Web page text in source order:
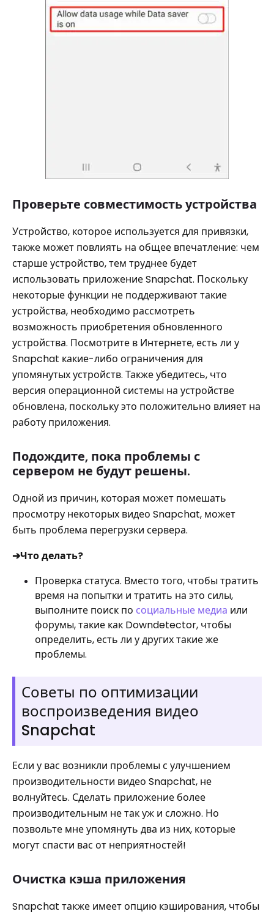
Проверьте совместимость устройства
Устройство, которое используется для привязки,
также может повлиять на общее впечатление: чем
старше устройство, тем труднее будет
использовать приложение Snapchat. Поскольку
некоторые функции не поддерживают такие
устройства, необходимо рассмотреть
возможность приобретения обновленного
устройства. Посмотрите в Интернете, есть ли у
Snapchat какие-либо ограничения для
упомянутых устройств. Также убедитесь, что
версия операционной системы на устройстве
обновлена, поскольку это положительно влияет на
работу приложения.
Подождите, пока проблемы с
сервером не будут решены.
Одной из причин, которая может помешать
просмотру некоторых видео Snapchat, может
быть проблема перегрузки сервера.
➔Что делать?
Проверка статуса. Вместо того, чтобы тратить
время на попытки и тратить на это силы,
выполните поиск по социальные медиа или
форумы, такие как Downdetector, чтобы
определить, есть ли у других такие же
проблемы.
Советы по оптимизации
воспроизведения видео
Snapchat
Если у вас возникли проблемы с улучшением
производительности видео Snapchat, не
волнуйтесь. Сделать приложение более
производительным не так уж и сложно. Но
позвольте мне упомянуть два из них, которые
могут спасти вас от неприятностей!
Очистка кэша приложения
Snapchat также имеет опцию кэширования, чтобы